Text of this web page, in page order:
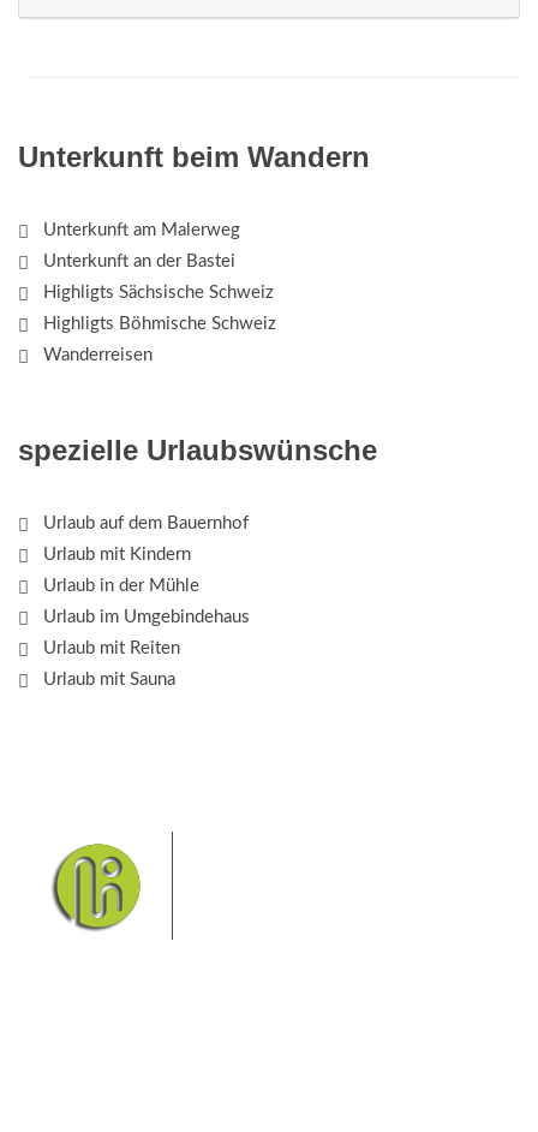
Unterkunft beim Wandern
Unterkunft am Malerweg
Unterkunft an der Bastei
Highligts Sächsische Schweiz
Highligts Böhmische Schweiz
Wanderreisen
spezielle Urlaubswünsche
Urlaub auf dem Bauernhof
Urlaub mit Kindern
Urlaub in der Mühle
Urlaub im Umgebindehaus
Urlaub mit Reiten
Urlaub mit Sauna